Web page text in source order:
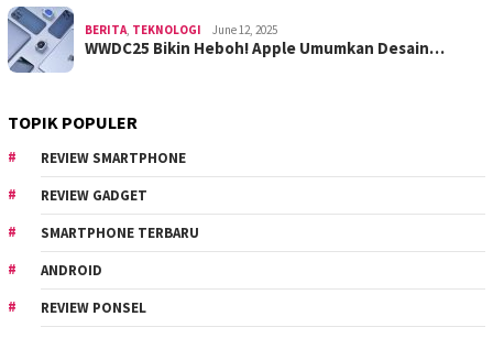
BERITA TEKNOLOGI June 12, 2025
WWDC25 Bikin Heboh! Apple Umumkan Desain…
TOPIK POPULER
REVIEW SMARTPHONE
REVIEW GADGET
SMARTPHONE TERBARU
ANDROID
REVIEW PONSEL